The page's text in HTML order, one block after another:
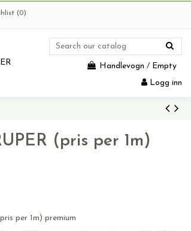
(0)
Handlevogn / Empty
Logg inn
(pris per 1m)
per 1m) premium